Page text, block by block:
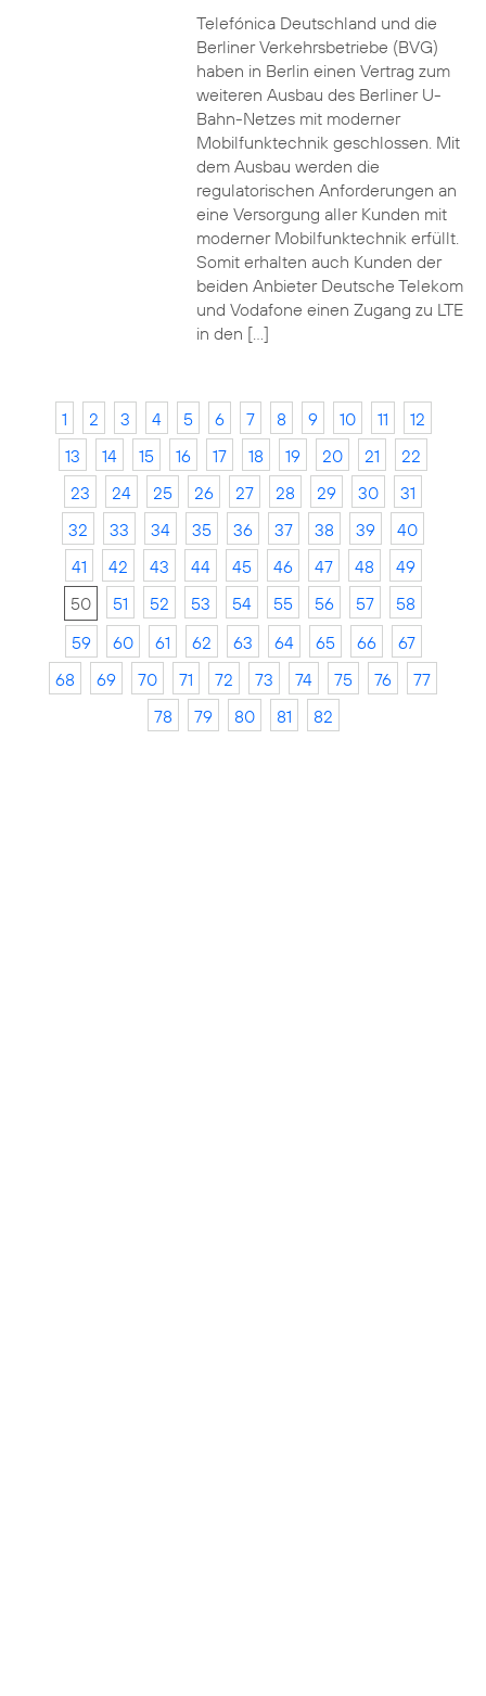
Telefónica Deutschland und die
Berliner Verkehrsbetriebe (BVG)
haben in Berlin einen Vertrag zum
weiteren Ausbau des Berliner U-
Bahn-Netzes mit moderner
Mobilfunktechnik geschlossen. Mit
dem Ausbau werden die
regulatorischen Anforderungen an
eine Versorgung aller Kunden mit
moderner Mobilfunktechnik erfüllt.
Somit erhalten auch Kunden der
beiden Anbieter Deutsche Telekom
und Vodafone einen Zugang zu LTE
in den […]
1 2 3 4 5 6 7 8 9 10 11
12
13
14 15 16 17 18 19 20 21
22
23
24 25 26 27 28 29 30
31
32
33 34 35 36 37 38 39
40
41
42 43 44 45 46 47 48
49
50
51 52 53 54 55 56 57
58
59
60 61 62 63 64 65 66
67
68
69 70 71 72 73 74 75 76
77
78
79 80 81 82